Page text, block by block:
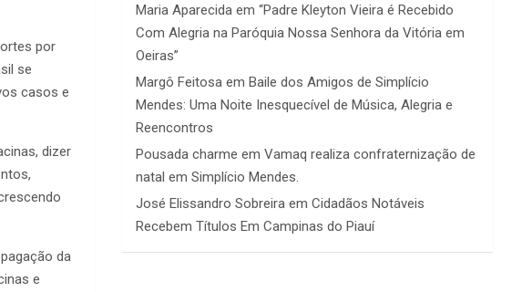
por
se
casos e
dizer
da
e
Maria Aparecida em“Padre Kleyton Vieira é Recebido
Com Alegria na Paróquia Nossa Senhora da Vitória em
Oeiras”
Margô Feitosa emBaile dos Amigos de Simplício
Mendes: Uma Noite Inesquecível de Música, Alegria e
Reencontros
Pousada charme emVamaq realiza confraternização de
natal em Simplício Mendes.
José Elissandro Sobreira emCidadãos Notáveis
Recebem Títulos Em Campinas do Piauí